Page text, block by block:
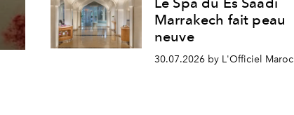
Marrakech fait peau
neuve
30.07.2026 by L'Officiel Maroc